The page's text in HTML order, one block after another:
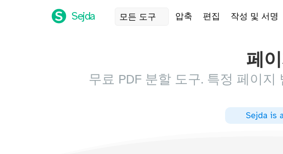
Sejda 모든 도구 압축 편집 작성 및 서명
페
무료 PDF 분할 도구. 특정 페이
Sejda is